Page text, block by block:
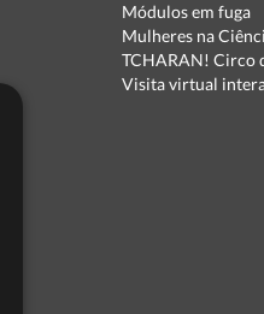
Módulos em fuga
Mulheres na
TCHARAN! Circo
Visita virtual